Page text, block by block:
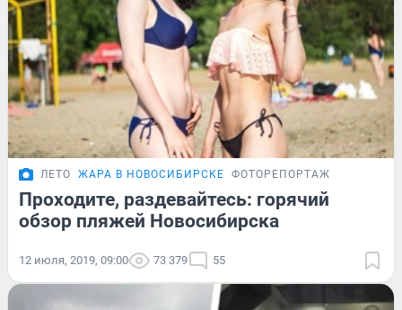
ЛЕТО ЖАРА В НОВОСИБИРСКЕ ФОТОРЕПОРТАЖ
Проходите, раздевайтесь: горячий
обзор пляжей Новосибирска
12 июля, 2019, 09:00 73 379 55